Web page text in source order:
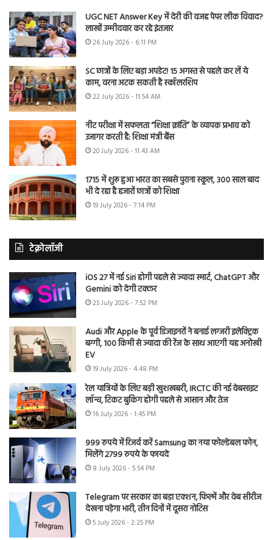
UGC NET Answer Key में देरी की वजह पेपर लीक विवाद?
लाखों उम्मीदवार कर रहे इंतजार
26 July 2026 - 6:11 PM
SC छात्रों के लिए बड़ा अपडेट! 15 अगस्त से पहले कर लें ये
काम, वरना अटक सकती है स्कॉलरशिप
22 July 2026 - 11:54 AM
नीट परीक्षा में सफलता “शिक्षा क्रांति” के व्यापक प्रभाव को
उजागर करती है: शिक्षा मंत्री बैंस
20 July 2026 - 11:43 AM
1715 में शुरू हुआ भारत का सबसे पुराना स्कूल, 300 साल बाद
भी दे रहा है हजारों छात्रों को शिक्षा
19 July 2026 - 7:14 PM
टेक्नोलॉजी
iOS 27 में नई Siri होगी पहले से ज्यादा स्मार्ट, ChatGPT और
Gemini को देगी टक्कर
25 July 2026 - 7:52 PM
Audi और Apple के पूर्व डिजाइनरों ने बनाई लग्जरी इलेक्ट्रिक
बग्गी, 100 किमी से ज्यादा की रेंज के साथ आएगी यह अनोखी
EV
19 July 2026 - 4:48 PM
रेल यात्रियों के लिए बड़ी खुशखबरी, IRCTC की नई वेबसाइट
लॉन्च, टिकट बुकिंग होगी पहले से आसान और तेज
16 July 2026 - 1:45 PM
999 रुपये में रिजर्व करें Samsung का नया फोल्डेबल फोन,
मिलेंगे 2799 रुपये के फायदे
8 July 2026 - 5:54 PM
Telegram पर सरकार का बड़ा एक्शन, फिल्में और वेब सीरीज
देखना पड़ेगा भारी, तीन दिनों में दूसरा नोटिस
5 July 2026 - 2:25 PM